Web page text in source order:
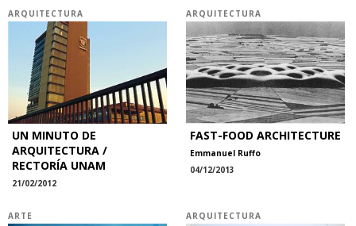
ARQUITECTURA
UN MINUTO DE
ARQUITECTURA /
RECTORÍA UNAM
21/02/2012
ARQUITECTURA
FAST-FOOD ARCHITECTURE
Emmanuel Ruffo
04/12/2013
ARTE ARQUITECTURA